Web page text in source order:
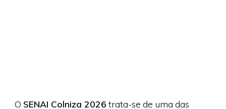
O SENAI Colniza 2026 trata-se de uma das